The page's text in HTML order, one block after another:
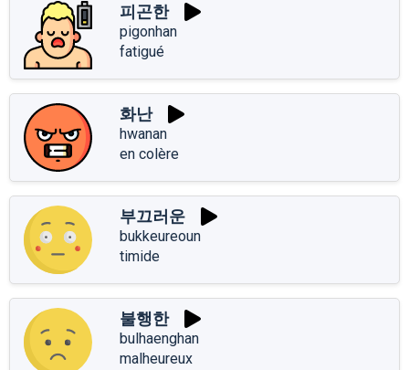
피곤한
pigonhan
fatigué
화난
hwanan
en colère
부끄러운
bukkeureoun
timide
불행한
bulhaenghan
malheureux